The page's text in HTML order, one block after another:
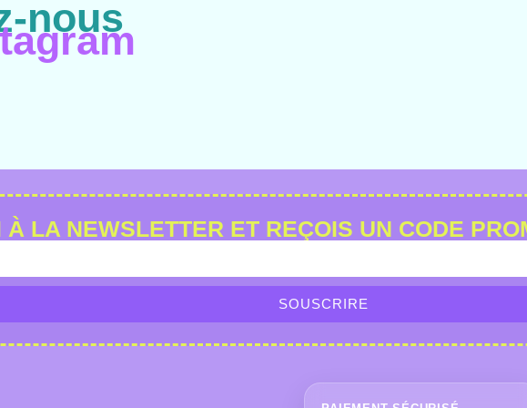
nous
À LA NEWSLETTER ET REÇOIS UN CODE
SOUSCRIRE